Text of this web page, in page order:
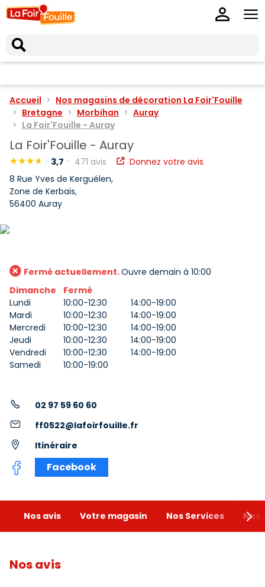
Accueil
Nos magasins de décoration La Foir'Fouille
Bretagne
Morbihan
Auray
La Foir'Fouille - Auray
La Foir'Fouille - Auray
3,7 471 avis
Donnez votre avis
8 Rue Yves de Kerguélen,
Zone de Kerbais,
56400 Auray
Fermé actuellement.Ouvre demain à 10:00
Dimanche
Fermé
Lundi
10:00-12:30
14:00-19:00
Mardi
10:00-12:30
14:00-19:00
Mercredi
10:00-12:30
14:00-19:00
Jeudi
10:00-12:30
14:00-19:00
Vendredi
10:00-12:30
14:00-19:00
Samedi
10:00-19:00
02 97 59 60 60
ff0522@lafoirfouille.fr
Itinéraire
Facebook
Nos avis Votre magasin Nos Services Nos
Nos avis